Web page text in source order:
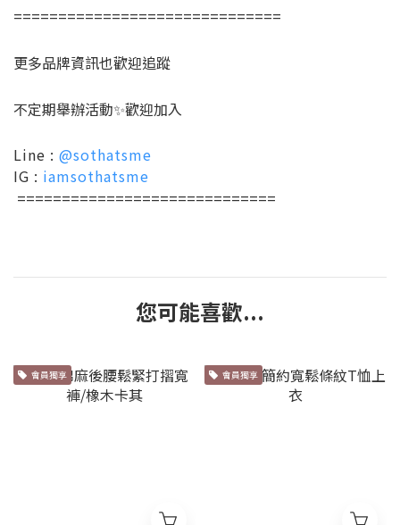
==============================
更多品牌資訊也歡迎追蹤
不定期舉辦活動✨歡迎加入
Line : @sothatsme
IG : iamsothatsme
=============================
您可能喜歡...
會員獨享 會員獨享